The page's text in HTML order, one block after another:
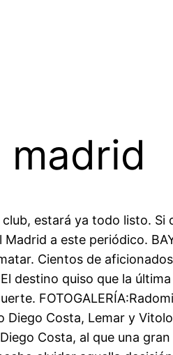
estará ya todo listo.
a este periódico.
Cientos de
destino quiso que la
Diego Costa, Lemar y
Costa, al que una